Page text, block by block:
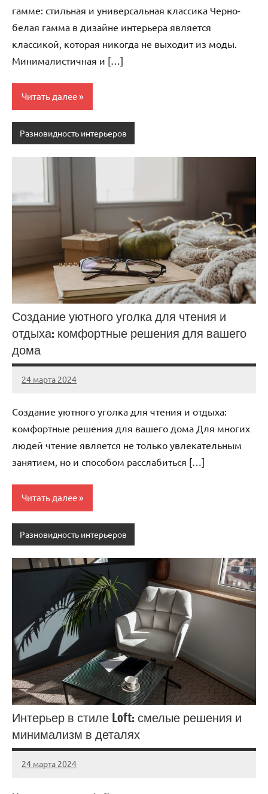
гамме: стильная и универсальная классика Черно-
белая гамма в дизайне интерьера является
классикой, которая никогда не выходит из моды.
Минималистичная и […]
Читать далее
Разновидность интерьеров
Создание уютного уголка для чтения и
отдыха: комфортные решения для вашего
дома
24 марта 2024
stroyka_sl_r
Нет
Создание уютного уголка для чтения и отдыха:
комфортные решения для вашего дома Для многих
людей чтение является не только увлекательным
занятием, но и способом расслабиться […]
Читать далее
Разновидность интерьеров
Интерьер в стиле Loft: смелые решения и
минимализм в деталях
24 марта 2024
stroyka_sl_r
Нет